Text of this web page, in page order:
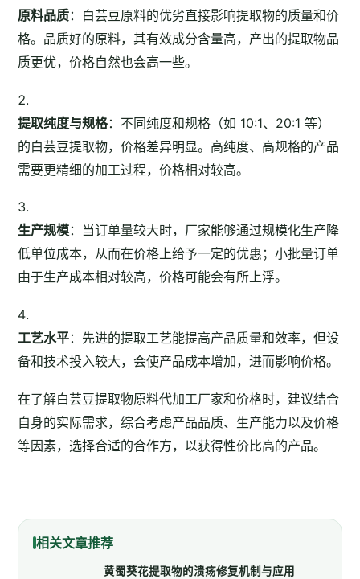
原料品质：白芸豆原料的优劣直接影响提取物的质量和价
格。品质好的原料，其有效成分含量高，产出的提取物品
质更优，价格自然也会高一些。
提取纯度与规格：不同纯度和规格（如 10:1、20:1 等）
的白芸豆提取物，价格差异明显。高纯度、高规格的产品
需要更精细的加工过程，价格相对较高。
生产规模：当订单量较大时，厂家能够通过规模化生产降
低单位成本，从而在价格上给予一定的优惠；小批量订单
由于生产成本相对较高，价格可能会有所上浮。
工艺水平：先进的提取工艺能提高产品质量和效率，但设
备和技术投入较大，会使产品成本增加，进而影响价格。
在了解白芸豆提取物原料代加工厂家和价格时，建议结合
自身的实际需求，综合考虑产品品质、生产能力以及价格
等因素，选择合适的合作方，以获得性价比高的产品。
相关文章推荐
黄蜀葵花提取物的溃疡修复机制与应用